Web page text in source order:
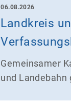
06.08.2026
Landkreis
Gemeinsamer
und Landebahn